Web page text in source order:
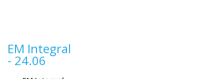
EM Integral
- 24.06